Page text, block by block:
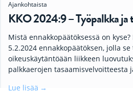
Ajankohtaista
KKO 2024:9 – Työpalkka ja
Mistä ennakkopäätöksessä on
5.2.2024 ennakkopäätöksen, jolla
oikeuskäytäntöään liikkeen
palkkaerojen tasaamisvelvoitteesta
Lue lisää